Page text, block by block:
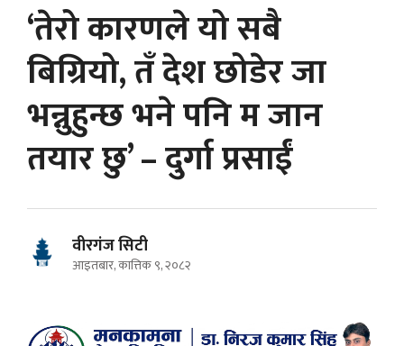
‘तेरो कारणले यो सबै
बिग्रियो, तँ देश छोडेर जा
भन्नुहुन्छ भने पनि म जान
तयार छु’ – दुर्गा प्रसाईं
वीरगंज सिटी
आइतबार, कात्तिक ९, २०८२